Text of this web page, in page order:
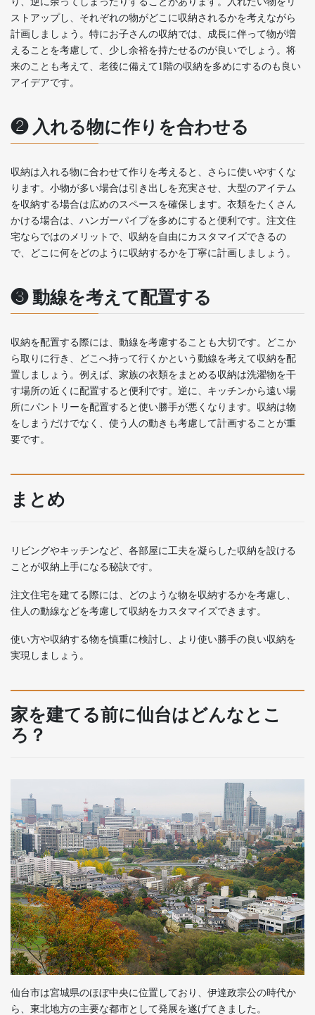
ストアップし、それぞれの物がどこに収納されるかを考えながら
計画しましょう。特にお子さんの収納では、成長に伴って物が増
えることを考慮して、少し余裕を持たせるのが良いでしょう。将
来のことも考えて、老後に備えて1階の収納を多めにするのも良い
アイデアです。
❷ 入れる物に作りを合わせる
収納は入れる物に合わせて作りを考えると、さらに使いやすくな
ります。小物が多い場合は引き出しを充実させ、大型のアイテム
を収納する場合は広めのスペースを確保します。衣類をたくさん
かける場合は、ハンガーパイプを多めにすると便利です。注文住
宅ならではのメリットで、収納を自由にカスタマイズできるの
で、どこに何をどのように収納するかを丁寧に計画しましょう。
❸ 動線を考えて配置する
収納を配置する際には、動線を考慮することも大切です。どこか
ら取りに行き、どこへ持って行くかという動線を考えて収納を配
置しましょう。例えば、家族の衣類をまとめる収納は洗濯物を干
す場所の近くに配置すると便利です。逆に、キッチンから遠い場
所にパントリーを配置すると使い勝手が悪くなります。収納は物
をしまうだけでなく、使う人の動きも考慮して計画することが重
要です。
まとめ
リビングやキッチンなど、各部屋に工夫を凝らした収納を設ける
ことが収納上手になる秘訣です。
注文住宅を建てる際には、どのような物を収納するかを考慮し、
住人の動線などを考慮して収納をカスタマイズできます。
使い方や収納する物を慎重に検討し、より使い勝手の良い収納を
実現しましょう。
家を建てる前に仙台はどんなとこ
ろ？
仙台市は宮城県のほぼ中央に位置しており、伊達政宗公の時代か
ら、東北地方の主要な都市として発展を遂げてきました。